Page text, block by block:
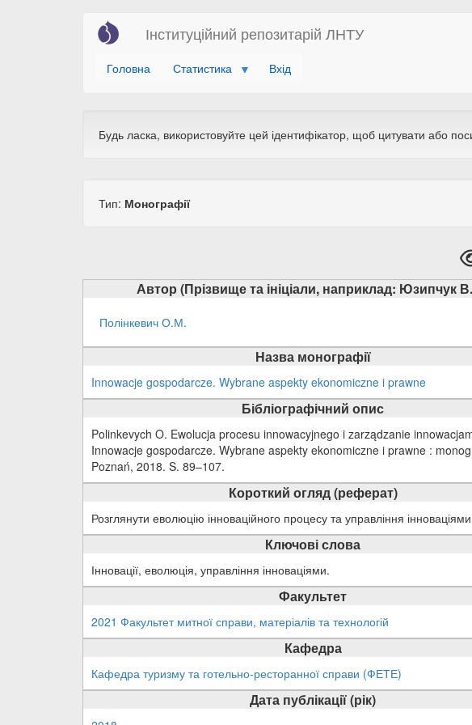
Інституційний репозитарій ЛНТУ
Головна Статистика Вхід
Будь ласка, використовуйте цей ідентифікатор, щоб цитувати або
Тип: Монографії
Автор (Прізвище та ініціали, наприклад: Юзипчук
Полінкевич О.М.
Назва монографії
Innowacje gospodarcze. Wybrane aspekty ekonomiczne i prawne
Бібліографічний опис
Polinkevych O. Ewolucja procesu innowacyjnego i zarządzanie
Innowacje gospodarcze. Wybrane aspekty ekonomiczne i prawne :
Poznań, 2018. S. 89–107.
Короткий огляд (реферат)
Розглянути еволюцію інноваційного процесу та управління
Ключові слова
Інновації, еволюція, управління інноваціями.
Факультет
2021 Факультет митної справи, матеріалів та технологій
Кафедра
Кафедра туризму та готельно-ресторанної справи (ФЕТЕ)
Дата публікації (рік)